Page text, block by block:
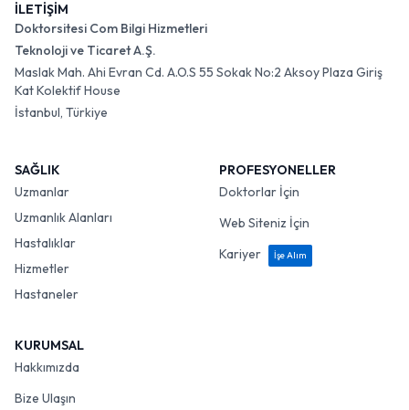
İLETİŞİM
Doktorsitesi Com Bilgi Hizmetleri
Teknoloji ve Ticaret A.Ş.
Maslak Mah. Ahi Evran Cd. A.O.S 55 Sokak No:2 Aksoy Plaza Giriş
Kat Kolektif House
İstanbul, Türkiye
SAĞLIK
Uzmanlar
Uzmanlık Alanları
Hastalıklar
Hizmetler
Hastaneler
PROFESYONELLER
Doktorlar İçin
Web Siteniz İçin
Kariyer
İşe Alım
KURUMSAL
Hakkımızda
Bize Ulaşın